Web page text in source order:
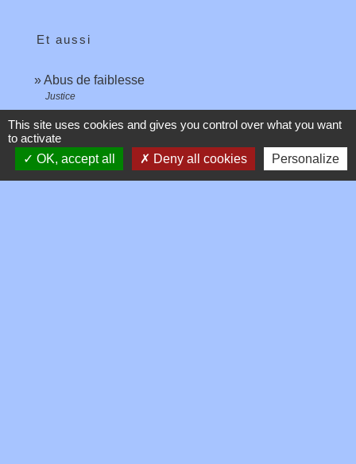
Et aussi
Abus de faiblesse
Justice
This site uses cookies and gives you control over what you want
to activate
OK, accept all
Deny all cookies Personalize